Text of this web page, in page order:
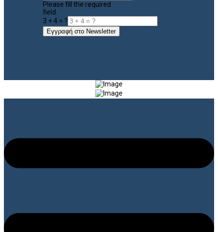
Please fill the required
field.
3 + 4 = ?
Εγγραφή στο Newsletter